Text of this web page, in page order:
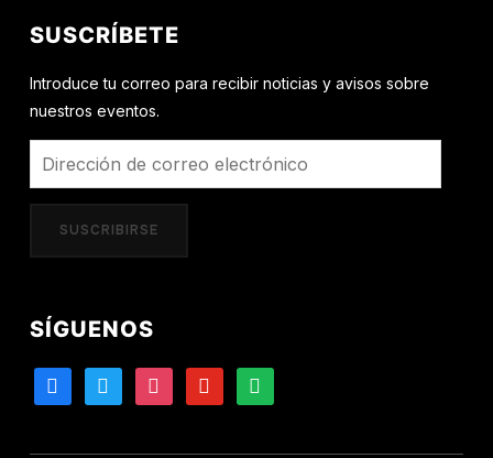
SUSCRÍBETE
Introduce tu correo para recibir noticias y avisos sobre
nuestros eventos.
correo
electrónico
SUSCRIBIRSE
SÍGUENOS
facebooktwitter instagramyoutube spotify